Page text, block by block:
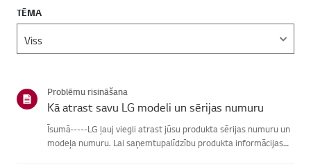
TĒMA
Problēmu risināšana
Kā atrast savu LG modeli un sērijas numuru
Īsumā-----LG ļauj viegli atrast jūsu produkta sērijas numuru un
modeļa numuru. Lai saņemtupalīdzību produkta informācijas